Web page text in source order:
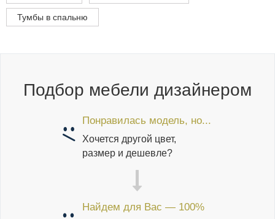
Тумбы в спальню
Подбор мебели дизайнером
Понравилась модель, но...
Хочется другой цвет,
размер и дешевле?
Найдем для Вас — 100%